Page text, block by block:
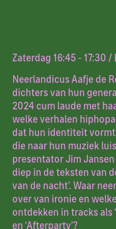
Zaterdag 16:45 - 17:30 /
Neerlandicus Aafje de
dichters van hun
2024 cum laude met
welke verhalen
dat hun identiteit
die naar hun muziek
presentator Jim
diep in de teksten van
van de nacht’. Waar
over van ironie en
ontdekken in tracks als
en ‘Afterparty’?